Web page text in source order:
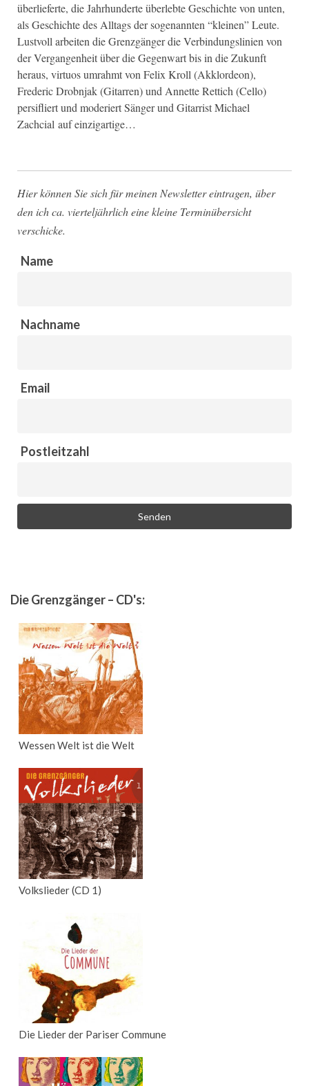
überlieferte, die Jahrhunderte überlebte Geschichte von unten,
als Geschichte des Alltags der sogenannten “kleinen” Leute.
Lustvoll arbeiten die Grenzgänger die Verbindungslinien von
der Vergangenheit über die Gegenwart bis in die Zukunft
heraus, virtuos umrahmt von Felix Kroll (Akklordeon),
Frederic Drobnjak (Gitarren) und Annette Rettich (Cello)
persifliert und moderiert Sänger und Gitarrist Michael
Zachcial auf einzigartige…
Hier können Sie sich für meinen Newsletter eintragen, über
den ich ca. vierteljährlich eine kleine Terminübersicht
verschicke.
Name
Nachname
Email
Postleitzahl
Die Grenzgänger – CD's:
Wessen Welt ist die Welt
Volkslieder (CD 1)
Die Lieder der Pariser Commune